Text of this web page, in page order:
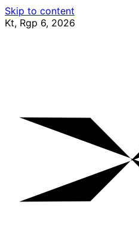
Skip to content
Kt, Rgp 6, 2026